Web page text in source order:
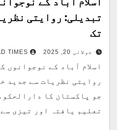
تبدیلی: روایتی
تک
جولائی 20, 2025 TIMES
اسلام آباد کے نوجوانوں
روایتی نظریات سے جدید
جو پاکستان کا
تعلیم یافتہ اور تیزی